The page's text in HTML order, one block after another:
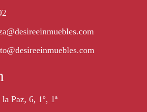
Paz, 6, 1º, 1ª